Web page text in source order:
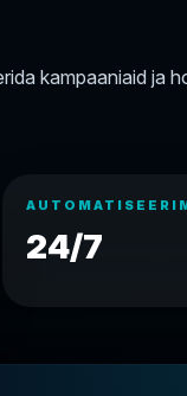
kampaaniaid ja
24/7